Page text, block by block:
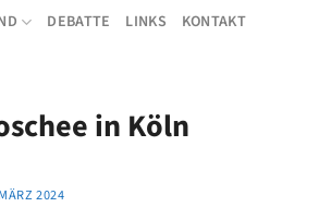
DEBATTE LINKS KONTAKT
in Köln
2024